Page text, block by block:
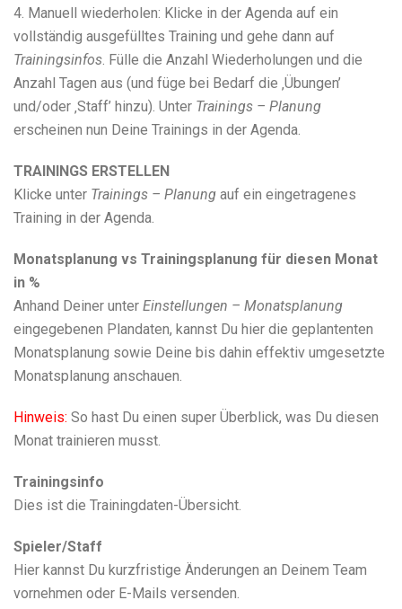
4. Manuell wiederholen: Klicke in der Agenda auf ein
vollständig ausgefülltes Training und gehe dann auf
Trainingsinfos. Fülle die Anzahl Wiederholungen und die
Anzahl Tagen aus (und füge bei Bedarf die ‚Übungen’
und/oder ‚Staff’ hinzu). Unter Trainings – Planung
erscheinen nun Deine Trainings in der Agenda.
TRAININGS ERSTELLEN
Klicke unter Trainings – Planung auf ein eingetragenes
Training in der Agenda.
Monatsplanung vs Trainingsplanung für diesen Monat
in %
Anhand Deiner unter Einstellungen – Monatsplanung
eingegebenen Plandaten, kannst Du hier die geplantenten
Monatsplanung sowie Deine bis dahin effektiv umgesetzte
Monatsplanung anschauen.
Hinweis: So hast Du einen super Überblick, was Du diesen
Monat trainieren musst.
Trainingsinfo
Dies ist die Trainingdaten-Übersicht.
Spieler/Staff
Hier kannst Du kurzfristige Änderungen an Deinem Team
vornehmen oder E-Mails versenden.